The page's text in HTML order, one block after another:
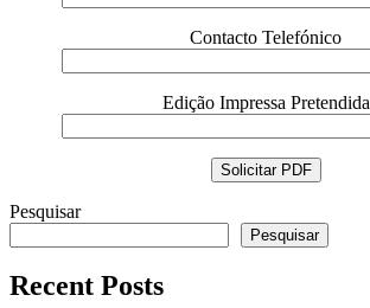
Contacto Telefónico
Edição Impressa Pretendida
Pesquisar
Pesquisar
Recent Posts